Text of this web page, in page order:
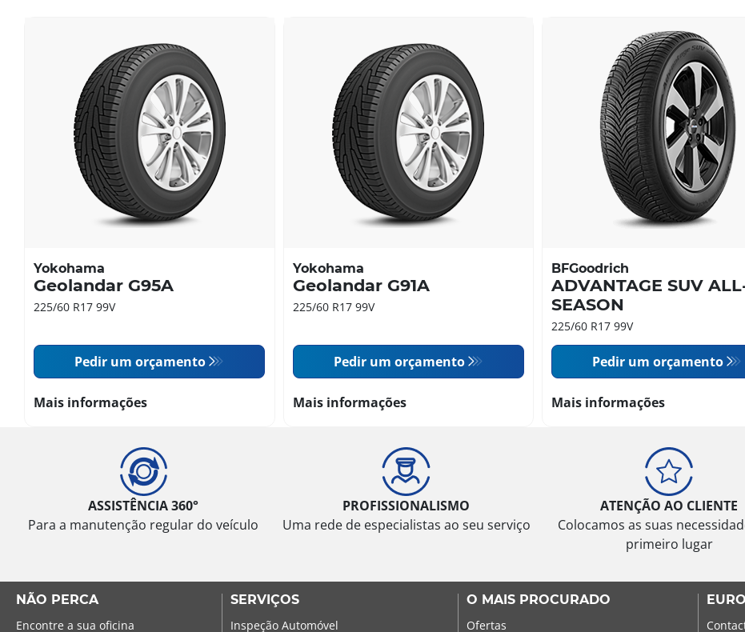
Yokohama
Geolandar G95A
225/60 R17 99V
Pedir um orçamento
Mais informações
Yokohama
Geolandar G91A
225/60 R17 99V
Pedir um orçamento
Mais informações
BFGoodrich
ADVANTAGE SUV
SEASON
225/60 R17 99V
Pedir um orçamento
Mais informações
ASSISTÊNCIA 360°
Para a manutenção regular do veículo
PROFISSIONALISMO
Uma rede de especialistas ao seu serviço
ATENÇÃO AO CLIENTE
Colocamos as suas
primeiro lugar
NÃO PERCA
Encontre a sua oficina
SERVIÇOS
Inspeção Automóvel
O MAIS PROCURADO
Ofertas